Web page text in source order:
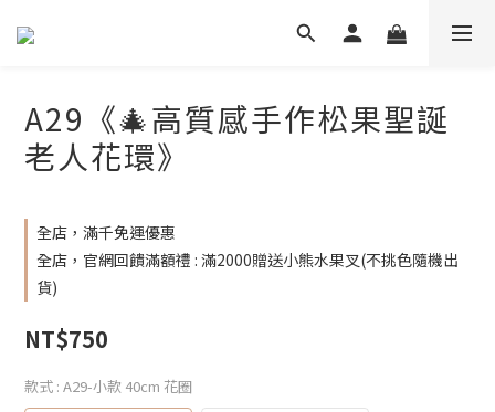
A29《🎄高質感手作松果聖誕
老人花環》
全店，滿千免運優惠
全店，官網回饋滿額禮 : 滿2000贈送小熊水果叉(不挑色隨機出
貨)
NT$750
款式 : A29-小款 40cm 花圈